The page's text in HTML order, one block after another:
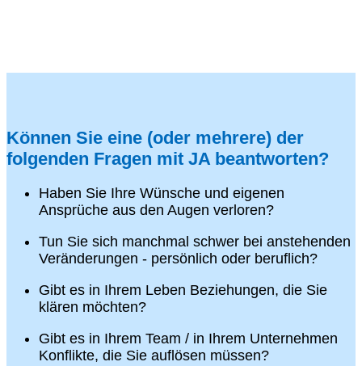
Können Sie eine (oder mehrere) der
folgenden Fragen mit JA beantworten?
Haben Sie Ihre Wünsche und eigenen
Ansprüche aus den Augen verloren?
Tun Sie sich manchmal schwer bei anstehenden
Veränderungen - persönlich oder beruflich?
Gibt es in Ihrem Leben Beziehungen, die Sie
klären möchten?
Gibt es in Ihrem Team / in Ihrem Unternehmen
Konflikte, die Sie auflösen müssen?